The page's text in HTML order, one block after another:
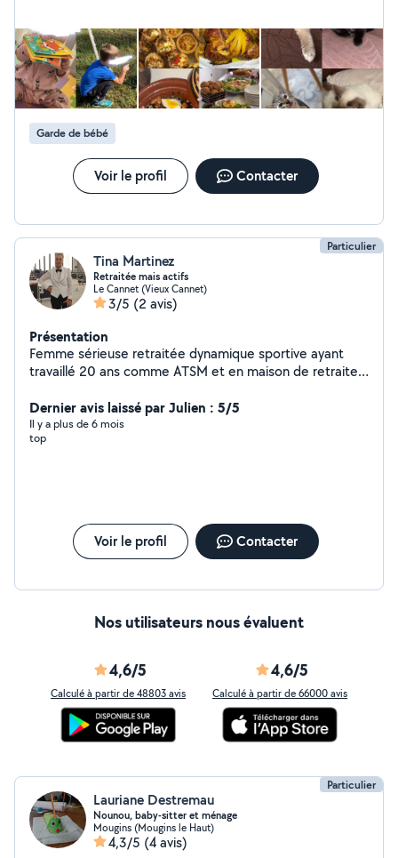
disponible pour garder vos chats,chiens vous pouvez
compter sur moi pour faire le travail bien comme il faut
Je suis passionnée de cuisine ,si vous voulez
commander des plats délicieux et healthy n'hésitez pas
à me contactez
Garde de bébé
Voir le profil Contacter
Particulier
Tina Martinez
Retraitée mais actifs
Le Cannet (Vieux Cannet)
3/5 (2 avis)
Présentation
Femme sérieuse retraitée dynamique sportive ayant
travaillé 20 ans comme ATSM et en maison de retraite
d'enfants,ménage, et m'occuper de personnes âgées
les promener, les accompagnés faire leurs courses je
suis véhiculé. Recherche sur le Cannet, Cannes merci.
Dernier avis laissé par Julien : 5/5
Il y a plus de 6 mois
top
Voir le profil Contacter
Nos utilisateurs nous évaluent
4,6/5
Calculé à partir de 48803 avis
4,6/5
Calculé à partir de 66000 avis
Particulier
Lauriane Destremau
Nounou, baby-sitter et ménage
Mougins (Mougins le Haut)
4,3/5 (4 avis)